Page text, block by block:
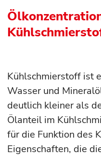
Kühlschmierstoff ist
Wasser und
deutlich kleiner als
Ölanteil im
für die Funktion des
Eigenschaften, die